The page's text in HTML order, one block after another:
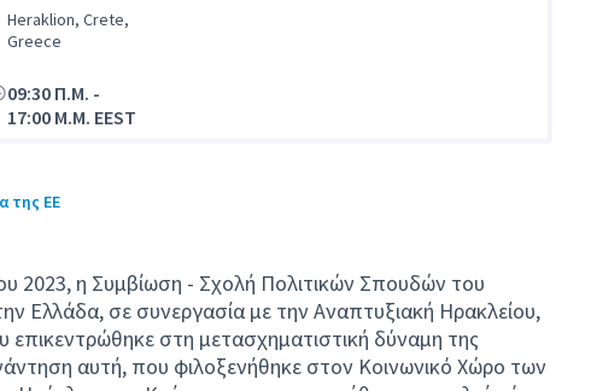
Heraklion, Crete,
Greece
09:30 Π.Μ. -
17:00 Μ.Μ. EEST
της ΕΕ
2023, η Συμβίωση - Σχολή Πολιτικών Σπουδών του
Ελλάδα, σε συνεργασία με την Αναπτυξιακή Ηρακλείου,
στη μετασχηματιστική δύναμη της
αυτή, που φιλοξενήθηκε στον Κοινωνικό Χώρο των